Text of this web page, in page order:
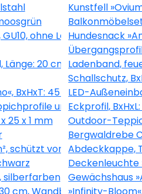
Kunstfell
ohne Leuchtmittel
Hundesnack
Übergangsprofil
20 cm Ladenband,
Schallschutz,
BxHxT: 45 x 55 x 22,5 cm
LED-
undEckprofil,
25 x 1 mm
Outdoor-
Bergwaldrebe
schützt vor Rasenlücken
Abdeckkappe,
Deckenleuchte
silberfarben Gewächshaus